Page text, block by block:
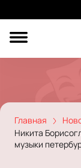
ПОДАРОЧНЫЕ
Главная
Никита
музыки